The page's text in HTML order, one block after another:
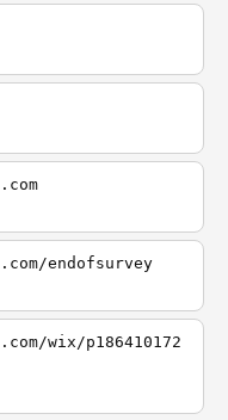
endofsurvey
wix/p186410172